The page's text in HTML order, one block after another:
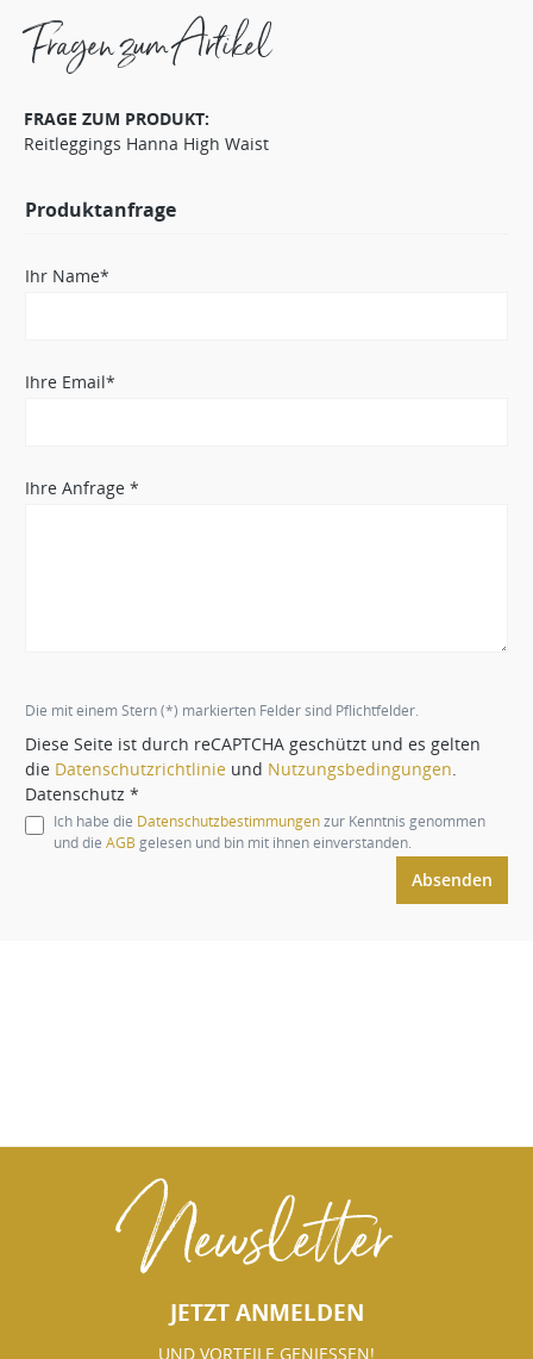
Fragen zum Artikel
FRAGE ZUM PRODUKT:
Reitleggings Hanna High Waist
Produktanfrage
Ihr Name*
Ihre Email*
Ihre Anfrage *
Die mit einem Stern (*) markierten Felder sind Pflichtfelder.
Diese Seite ist durch reCAPTCHA geschützt und es gelten
die Datenschutzrichtlinie und Nutzungsbedingungen
Datenschutz *
Ich habe die Datenschutzbestimmungenzur Kenntnis genommen
und die AGB gelesen und bin mit ihnen einverstanden.
Absenden
Newsletter
JETZT ANMELDEN
UND VORTEILE GENIESSEN!